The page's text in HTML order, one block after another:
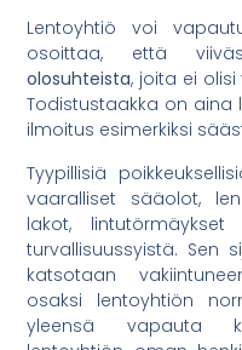
Lentoyhtiö voi
osoittaa, että
olosuhteista, joita ei
Todistustaakka on aina
ilmoitus esimerkiksi
Tyypillisiä
vaaralliset sääolot,
lakot,
turvallisuussyistä. Sen
katsotaan
osaksi lentoyhtiön
yleensä vapauta